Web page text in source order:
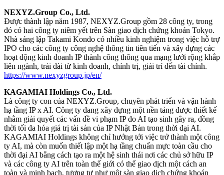
NEXYZ.Group Co., Ltd.
Được thành lập năm 1987, NEXYZ.Group gồm 28 công ty, trong
đó có hai công ty niêm yết trên Sàn giao dịch chứng khoán Tokyo.
Nhà sáng lập Takami Kondo có nhiều kinh nghiệm trong việc hỗ trợ
IPO cho các công ty công nghệ thông tin tiên tiến và xây dựng các
hoạt động kinh doanh IP thành công thông qua mạng lưới rộng khắp
liên ngành, trải dài từ kinh doanh, chính trị, giải trí đến tài chính.
https://www.nexyzgroup.jp/en/
KAGAMIAI Holdings Co., Ltd.
Là công ty con của NEXYZ.Group, chuyên phát triển và vận hành
hạ tầng IP x AI. Công ty đang xây dựng một nền tảng được thiết kế
nhằm giải quyết các vấn đề vi phạm IP do AI tạo sinh gây ra, đồng
thời tối đa hóa giá trị tài sản của IP Nhật Bản trong thời đại AI.
KAGAMIAI Holdings không chỉ hướng tới việc trở thành một công
ty AI, mà còn muốn thiết lập một hạ tầng chuẩn mực toàn cầu cho
thời đại AI bằng cách tạo ra một hệ sinh thái nơi các chủ sở hữu IP
và các công ty AI trên toàn thế giới có thể giao dịch một cách an
toàn và minh bạch, tương tự như một sàn giao dịch chứng khoán